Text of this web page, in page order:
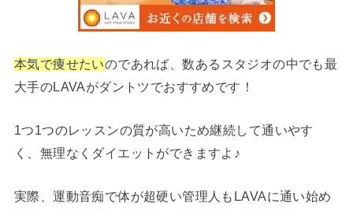
本気で痩せたいのであれば、数あるスタジオの中でも最
大手のLAVAがダントツでおすすめです！
1つ1つのレッスンの質が高いため継続して通いやす
く、無理なくダイエットができますよ♪
実際、運動音痴で体が超硬い管理人もLAVAに通い始め